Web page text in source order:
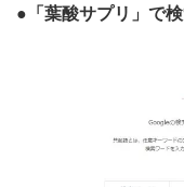
●「葉酸サプリ」で